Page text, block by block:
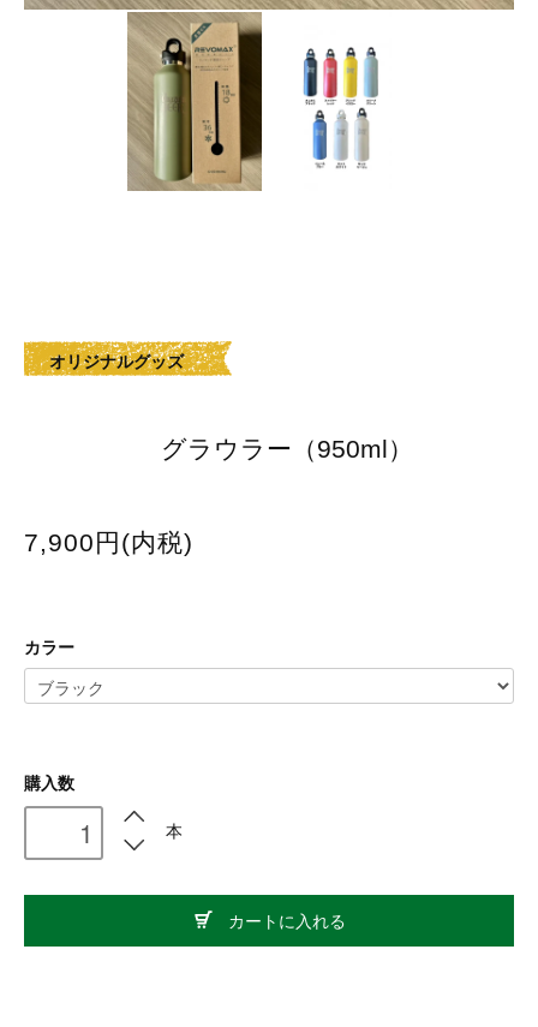
オリジナルグッズ
グラウラー（950ml）
7,900円(内税)
カラー
購入数
本
カートに入れる